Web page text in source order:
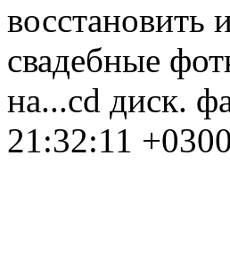
свадебные
на...сd диск.
21:32:11 +0300